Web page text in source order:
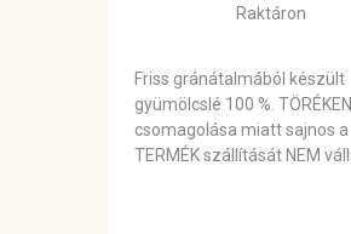
Raktáron
Friss gránátalmából készült
gyümölcslé 100 %.
csomagolása miatt sajnos a
TERMÉK szállítását NEM